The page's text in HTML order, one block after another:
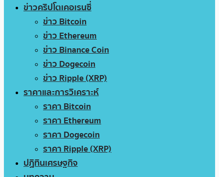
ข่าวคริปโตเคอเรนซี่
ข่าว Bitcoin
ข่าว Ethereum
ข่าว Binance Coin
ข่าว Dogecoin
ข่าว Ripple (XRP)
ราคาและการวิเคราะห์
ราคา Bitcoin
ราคา Ethereum
ราคา Dogecoin
ราคา Ripple (XRP)
ปฏิทินเศรษฐกิจ